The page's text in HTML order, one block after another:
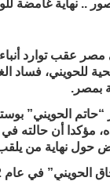
عقب توارد
للحويني،
بمصر.
الحويني”
مؤكدا أن حالته
حول نهاية من